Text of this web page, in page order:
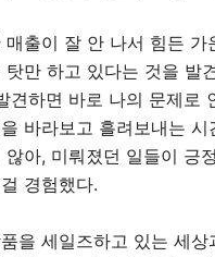
매출이 잘 안 나서 힘든 가
탓만 하고 있다는 것을 발
견하면 바로 나의 문제로
바라보고 흘려보내는 시
않아, 미뤄졌던 일들이 긍
경험했다.
을 세일즈하고 있는 세상